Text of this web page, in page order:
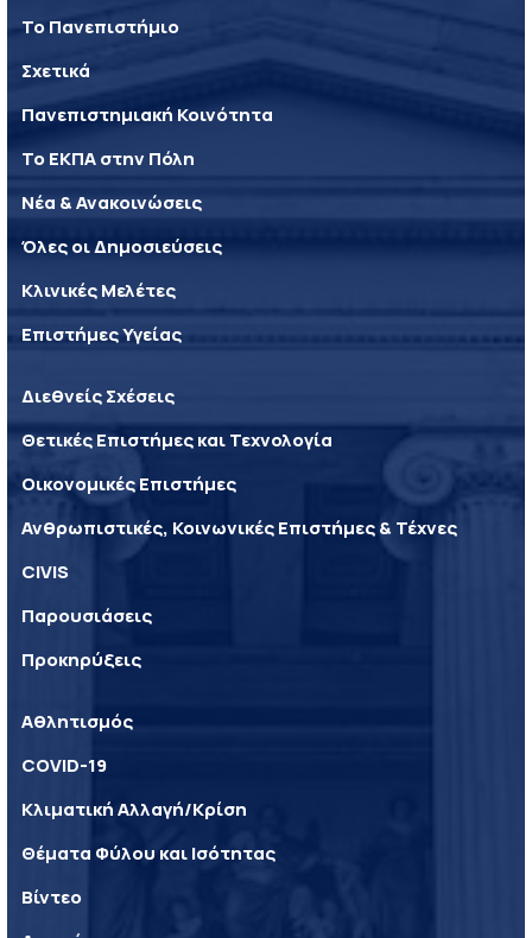
Το Πανεπιστήμιο
Σχετικά
Πανεπιστημιακή Κοινότητα
Το ΕΚΠΑ στην Πόλη
Νέα & Ανακοινώσεις
Όλες οι Δημοσιεύσεις
Κλινικές Μελέτες
Επιστήμες Υγείας
Διεθνείς Σχέσεις
Θετικές Επιστήμες και Τεχνολογία
Οικονομικές Επιστήμες
Ανθρωπιστικές, Κοινωνικές Επιστήμες & Τέχνες
CIVIS
Παρουσιάσεις
Προκηρύξεις
Αθλητισμός
COVID-19
Κλιματική Αλλαγή/Κρίση
Θέματα Φύλου και Ισότητας
Βίντεο